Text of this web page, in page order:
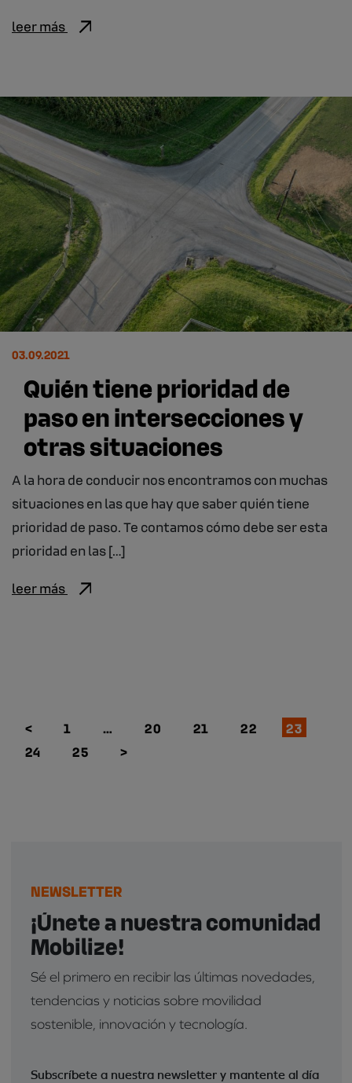
leer más
03.09.2021
Quién tiene prioridad de
paso en intersecciones y
otras situaciones
A la hora de conducir nos encontramos con muchas
situaciones en las que hay que saber quién tiene
prioridad de paso. Te contamos cómo debe ser esta
prioridad en las […]
leer más
< 1 … 20 21 22
23
24
25 >
NEWSLETTER
¡Únete a nuestra comunidad
Mobilize!
Sé el primero en recibir las últimas novedades,
tendencias y noticias sobre movilidad
sostenible, innovación y tecnología.
Subscríbete a nuestra newsletter y mantente al día